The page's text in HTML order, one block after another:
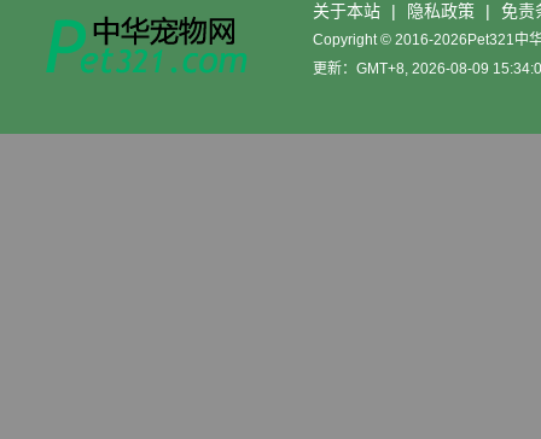
关于本站 | 隐私政策 | 免责
Copyright © 2016-2026Pet321中
更新：GMT+8, 2026-08-09